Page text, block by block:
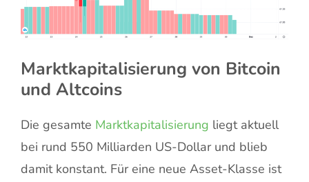
Marktkapitalisierung von Bitcoin
und Altcoins
Die gesamte Marktkapitalisierung liegt aktuell
bei rund 550 Milliarden US-Dollar und blieb
damit konstant. Für eine neue Asset-Klasse ist